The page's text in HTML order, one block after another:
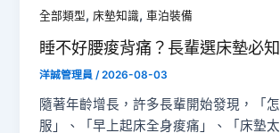
全部類型, 床墊知識,車泊裝備
睡不好腰痠背痛？長輩選床墊必
洋誠管理員/2026-08-03
隨著年齡增長，許多長輩開始發現，「
服」、「早上起床全身痠痛」、「床墊